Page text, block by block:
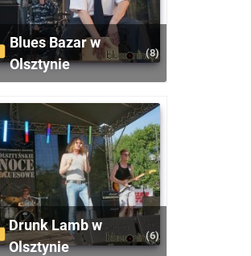
Blues Bazar w
Olsztynie
(8)
Drunk Lamb w
Olsztynie
(6)